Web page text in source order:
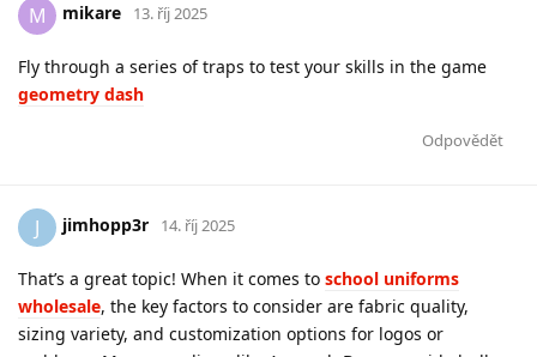
M mikare 13. říj 2025
Fly through a series of traps to test your skills in the game
geometry dash
Odpovědět
J jimhopp3r 14. říj 2025
That’s a great topic! When it comes to school uniforms
wholesale, the key factors to consider are fabric quality,
sizing variety, and customization options for logos or